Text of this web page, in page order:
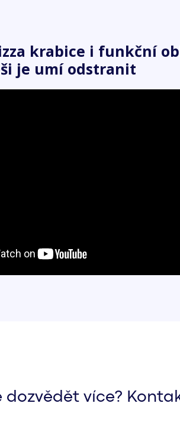
krabice i funkční
je umí odstranit
dozvědět více?